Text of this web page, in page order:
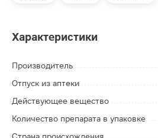
Характеристики
Производитель
Отпуск из аптеки
Действующее вещество
Количество препарата в упаковке